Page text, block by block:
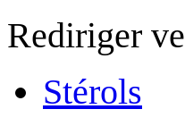
Rediriger
Stérols